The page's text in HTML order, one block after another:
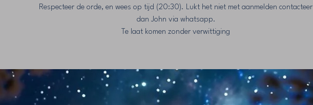
Respecteer de orde, en wees op tijd (20:30). Lukt het niet met aanmelden contacteer
dan John via whatsapp.
Te laat komen zonder verwittiging